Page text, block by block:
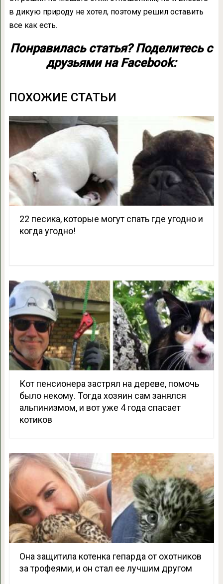
в дикую природу не хотел, поэтому решил оставить
все как есть.
Понравилась статья? Поделитесь с
друзьями на Facebook:
ПОХОЖИЕ СТАТЬИ
22 песика, которые могут спать где угодно и
когда угодно!
Кот пенсионера застрял на дереве, помочь
было некому. Тогда хозяин сам занялся
альпинизмом, и вот уже 4 года спасает
котиков
Она защитила котенка гепарда от охотников
за трофеями, и он стал ее лучшим другом